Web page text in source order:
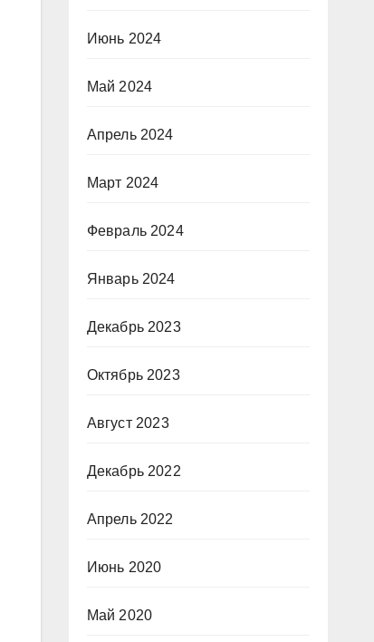
Июнь 2024
Май 2024
Апрель 2024
Март 2024
Февраль 2024
Январь 2024
Декабрь 2023
Октябрь 2023
Август 2023
Декабрь 2022
Апрель 2022
Июнь 2020
Май 2020